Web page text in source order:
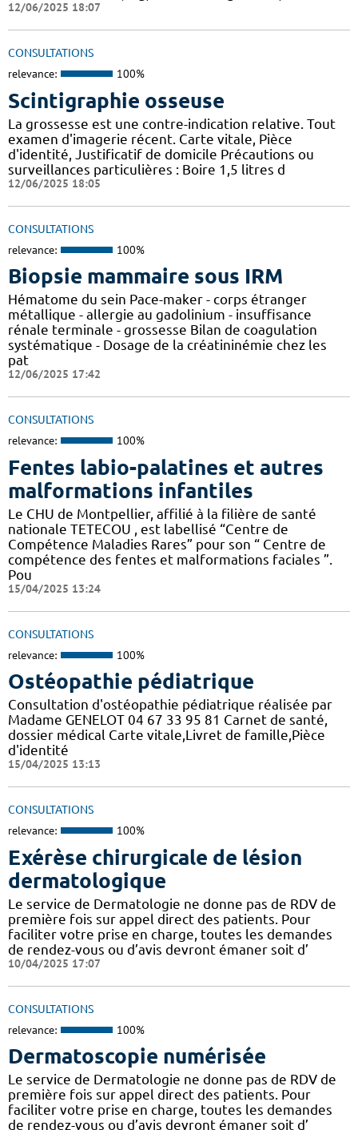
12/06/2025 18:07
CONSULTATIONS
relevance: 100%
Scintigraphie osseuse
La grossesse est une contre-indication relative. Tout
examen d'imagerie récent. Carte vitale, Pièce
d'identité, Justificatif de domicile Précautions ou
surveillances particulières : Boire 1,5 litres d
12/06/2025 18:05
CONSULTATIONS
relevance: 100%
Biopsie mammaire sous IRM
Hématome du sein Pace-maker - corps étranger
métallique - allergie au gadolinium - insuffisance
rénale terminale - grossesse Bilan de coagulation
systématique - Dosage de la créatininémie chez les
pat
12/06/2025 17:42
CONSULTATIONS
relevance: 100%
Fentes labio-palatines et autres
malformations infantiles
Le CHU de Montpellier, affilié à la filière de santé
nationale TETECOU , est labellisé “Centre de
Compétence Maladies Rares” pour son “ Centre de
compétence des fentes et malformations faciales ”.
Pou
15/04/2025 13:24
CONSULTATIONS
relevance: 100%
Ostéopathie pédiatrique
Consultation d'ostéopathie pédiatrique réalisée par
Madame GENELOT 04 67 33 95 81 Carnet de santé,
dossier médical Carte vitale,Livret de famille,Pièce
d'identité
15/04/2025 13:13
CONSULTATIONS
relevance: 100%
Exérèse chirurgicale de lésion
dermatologique
Le service de Dermatologie ne donne pas de RDV de
première fois sur appel direct des patients. Pour
faciliter votre prise en charge, toutes les demandes
de rendez-vous ou d’avis devront émaner soit d’
10/04/2025 17:07
CONSULTATIONS
relevance: 100%
Dermatoscopie numérisée
Le service de Dermatologie ne donne pas de RDV de
première fois sur appel direct des patients. Pour
faciliter votre prise en charge, toutes les demandes
de rendez-vous ou d’avis devront émaner soit d’